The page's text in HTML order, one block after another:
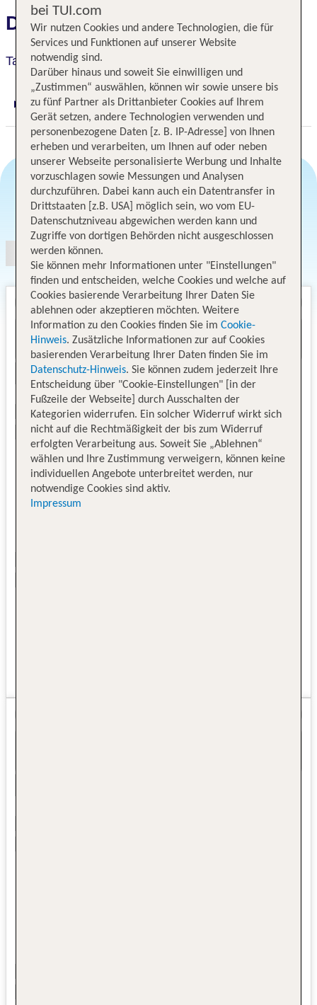
Das erwartet Sie
Tanoa Waterfront Hotel
Digitaler und telefonischer 24/7 TUI Service
Angebotsauswahl
bei TUI.com
Wir nutzen Cookies und andere Technologien, die für
Services und Funktionen auf unserer Website
notwendig sind.
Darüber hinaus und soweit Sie einwilligen und
„Zustimmen“ auswählen, können wir sowie unsere bis
zu fünf Partner als Drittanbieter Cookies auf Ihrem
Gerät setzen, andere Technologien verwenden und
personenbezogene Daten [z. B. IP-Adresse] von Ihnen
erheben und verarbeiten, um Ihnen auf oder neben
unserer Webseite personalisierte Werbung und Inhalte
vorzuschlagen sowie Messungen und Analysen
durchzuführen. Dabei kann auch ein Datentransfer in
Drittstaaten [z.B. USA] möglich sein, wo vom EU-
Datenschutzniveau abgewichen werden kann und
Zugriffe von dortigen Behörden nicht ausgeschlossen
werden können.
Sie können mehr Informationen unter "Einstellungen"
finden und entscheiden, welche Cookies und welche auf
Cookies basierende Verarbeitung Ihrer Daten Sie
ablehnen oder akzeptieren möchten. Weitere
Information zu den Cookies finden Sie im Cookie-
Hinweis. Zusätzliche Informationen zur auf Cookies
basierenden Verarbeitung Ihrer Daten finden Sie im
Datenschutz-Hinweis. Sie können zudem jederzeit Ihre
Entscheidung über "Cookie-Einstellungen" [in der
Fußzeile der Webseite] durch Ausschalten der
Kategorien widerrufen. Ein solcher Widerruf wirkt sich
nicht auf die Rechtmäßigkeit der bis zum Widerruf
erfolgten Verarbeitung aus. Soweit Sie „Ablehnen“
wählen und Ihre Zustimmung verweigern, können keine
individuellen Angebote unterbreitet werden, nur
notwendige Cookies sind aktiv.
Impressum